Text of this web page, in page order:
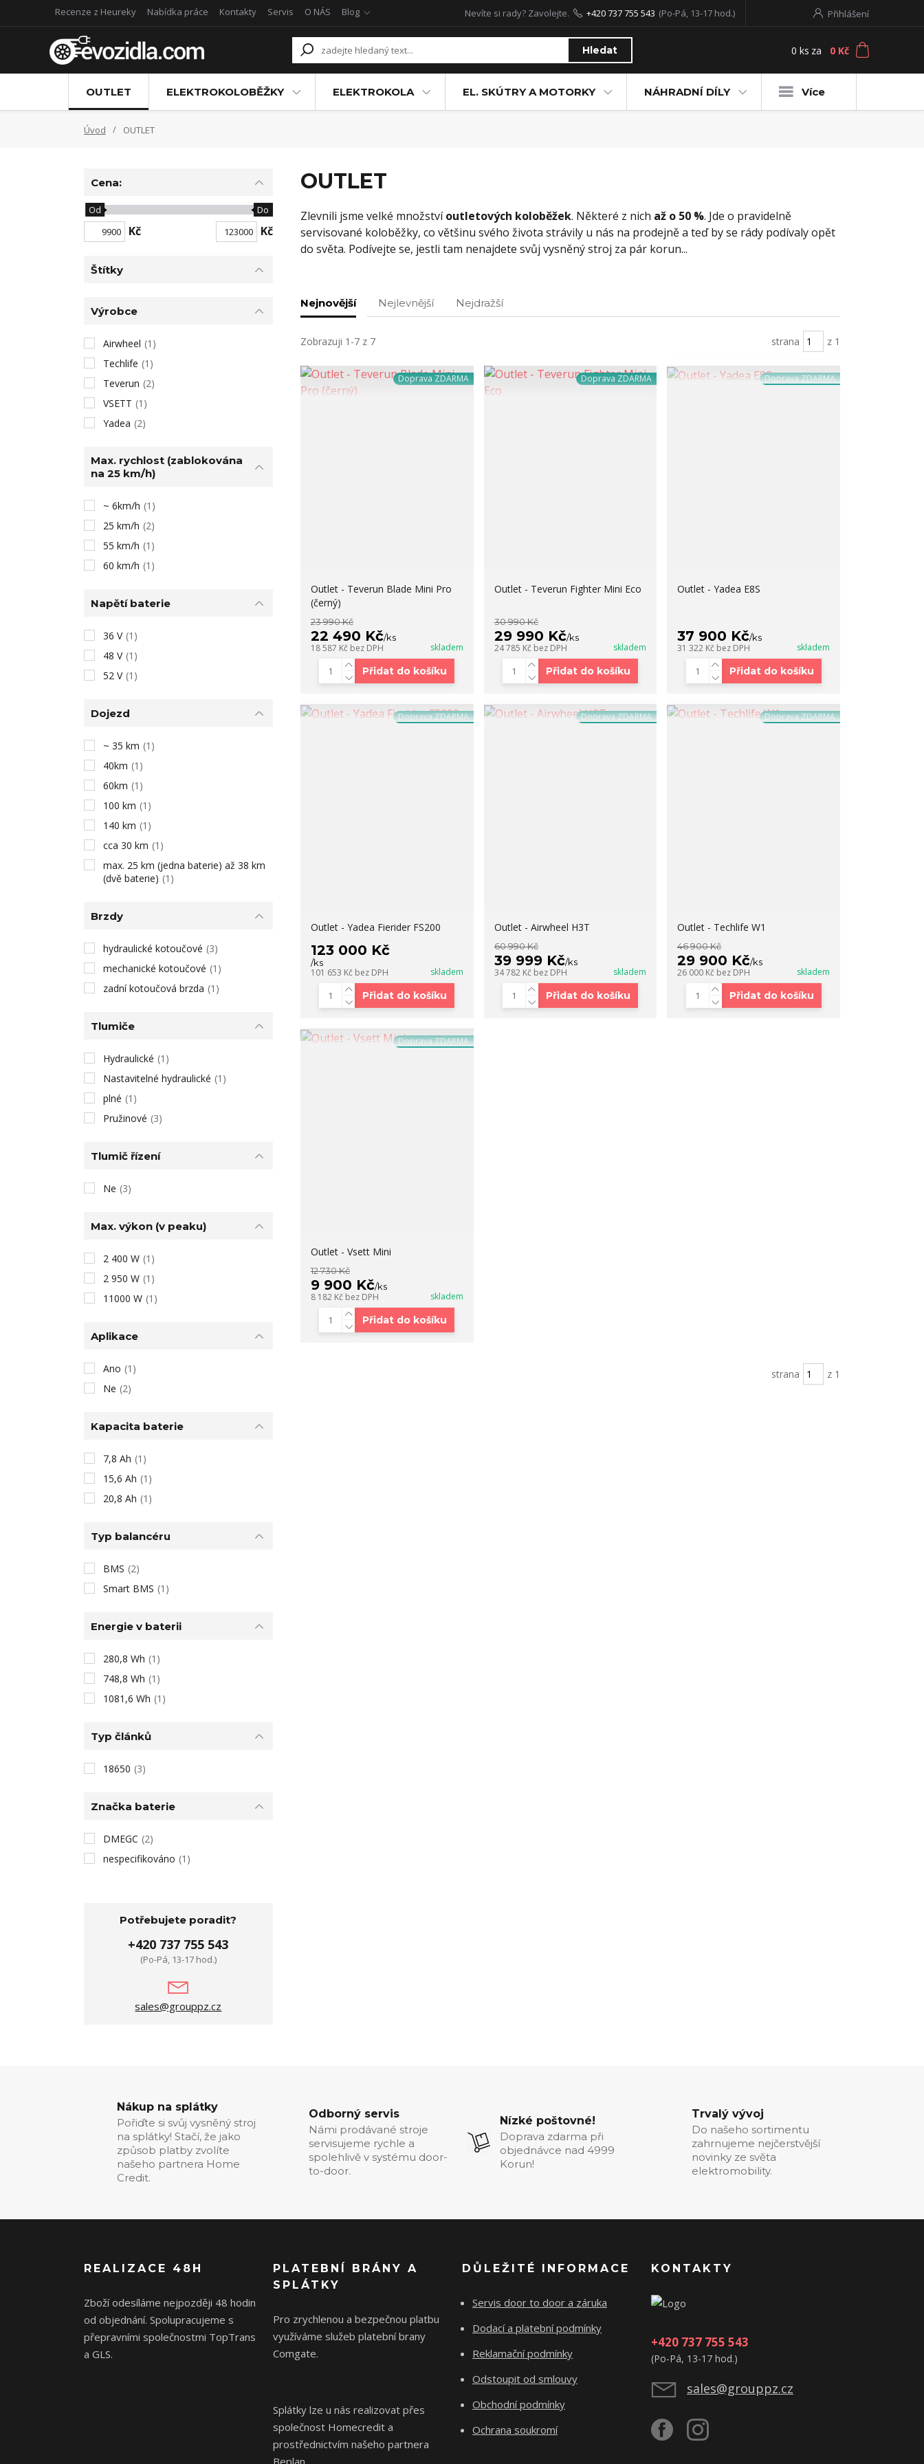
Recenze z Heureky Nabídka práce Kontakty Servis O NÁS Blog Přihlášení
Hledat
Nevíte si rady? Zavolejte. +420 737 755 543 (Po-Pá, 13-17 hod.)
0 ks za 0 Kč
OUTLET ELEKTROKOLOBĚŽKY ELEKTROKOLA EL. SKÚTRY A MOTORKY NÁHRADNÍ DÍLY Více
Úvod OUTLET
OUTLET
Zlevnili jsme velké množstvíoutletových koloběžek. Některé z nich až o 50 %. Jde o pravidelně
servisované koloběžky, co většinu svého života strávily u nás na prodejně a teď by se rády podívaly opět
do světa. Podívejte se, jestli tam nenajdete svůj vysněný stroj za pár korun...
Nejnovější Nejlevnější Nejdražší
Zobrazuji 1-7 z 7 strana z 1
Doprava ZDARMA
Outlet - Teverun Blade Mini Pro
(černý)
23 990 Kč
22 490 Kč/ks
18 587 Kč bez DPH skladem
Přidat do košíku
Doprava ZDARMA
Outlet - Teverun Fighter Mini Eco
30 990 Kč
29 990 Kč/ks
24 785 Kč bez DPH skladem
Přidat do košíku
Doprava ZDARMA
Outlet - Yadea E8S
37 900 Kč/ks
31 322 Kč bez DPH skladem
Přidat do košíku
Doprava ZDARMA
Outlet - Yadea Fierider FS200
123 000 Kč
/ks
101 653 Kč bez DPH skladem
Přidat do košíku
Doprava ZDARMA
Outlet - Airwheel H3T
60 990 Kč
39 999 Kč/ks
34 782 Kč bez DPH skladem
Přidat do košíku
Doprava ZDARMA
Outlet - Techlife W1
46 900 Kč
29 900 Kč/ks
26 000 Kč bez DPH skladem
Přidat do košíku
Doprava ZDARMA
Outlet - Vsett Mini
12 730 Kč
9 900 Kč/ks
8 182 Kč bez DPH skladem
Přidat do košíku
strana z 1
Cena:
Kč
Od Do
Kč
Štítky
Výrobce
Airwheel (1)
Techlife (1)
Teverun (2)
VSETT (1)
Yadea (2)
Max. rychlost (zablokována
na 25 km/h)
~ 6km/h (1)
25 km/h (2)
55 km/h (1)
60 km/h (1)
Napětí baterie
36 V (1)
48 V (1)
52 V (1)
Dojezd
~ 35 km (1)
40km (1)
60km (1)
100 km (1)
140 km (1)
cca 30 km (1)
max. 25 km (jedna baterie) až 38 km
(dvě baterie) (1)
Brzdy
hydraulické kotoučové (3)
mechanické kotoučové (1)
zadní kotoučová brzda (1)
Tlumiče
Hydraulické (1)
Nastavitelné hydraulické (1)
plné (1)
Pružinové (3)
Tlumič řízení
Ne (3)
Max. výkon (v peaku)
2 400 W (1)
2 950 W (1)
11000 W (1)
Aplikace
Ano (1)
Ne (2)
Kapacita baterie
7,8 Ah (1)
15,6 Ah (1)
20,8 Ah (1)
Typ balancéru
BMS (2)
Smart BMS (1)
Energie v baterii
280,8 Wh (1)
748,8 Wh (1)
1081,6 Wh (1)
Typ článků
18650 (3)
Značka baterie
DMEGC (2)
nespecifikováno (1)
Potřebujete poradit?
+420 737 755 543
(Po-Pá, 13-17 hod.)
sales@grouppz.cz
Nákup na splátky
Pořiďte si svůj vysněný stroj
na splátky! Stačí, že jako
způsob platby zvolíte
našeho partnera Home
Credit.
Odborný servis
Námi prodávané stroje
servisujeme rychle a
spolehlivě v systému door-
to-door.
Nízké poštovné!
Doprava zdarma při
objednávce nad 4999
Korun!
Trvalý vývoj
Do našeho sortimentu
zahrnujeme nejčerstvější
novinky ze světa
elektromobility.
REALIZACE 48H
Zboží odesíláme nejpozději 48 hodin
od objednání. Spolupracujeme s
přepravními společnostmi TopTrans
a GLS.
PLATEBNÍ BRÁNY A
SPLÁTKY
Pro zrychlenou a bezpečnou platbu
využíváme služeb platební brany
Comgate.
Splátky lze u nás realizovat přes
společnost Homecredit a
prostřednictvím našeho partnera
Beplan.
DŮLEŽITÉ INFORMACE
Servis door to door a záruka
Dodací a platební podmínky
Reklamační podmínky
Odstoupit od smlouvy
Obchodní podmínky
Ochrana soukromí
KONTAKTY
+420 737 755 543
(Po-Pá, 13-17 hod.)
sales@grouppz.cz